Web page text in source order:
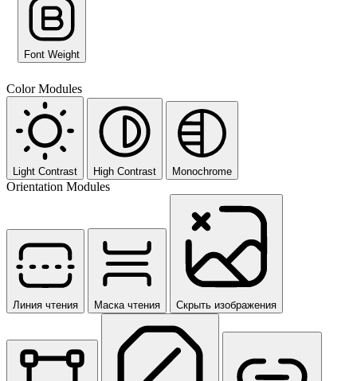
Font Weight
Color Modules
Light Contrast High Contrast Monochrome
Orientation Modules
Линия чтения Маска чтения Скрыть изображения